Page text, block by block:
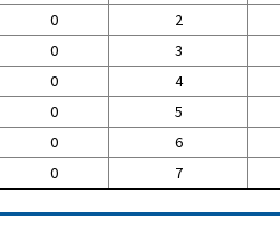
0 2
0 3
0 4
0 5
0 6
0 7